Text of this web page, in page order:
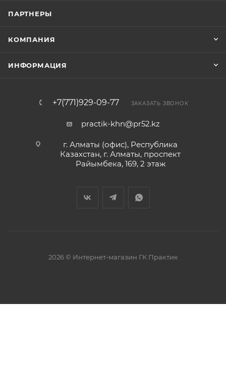
ПАРТНЕРЫ
КОМПАНИЯ
ИНФОРМАЦИЯ
+7(771)929-09-77 ЗАКАЗАТЬ ЗВОНОК
practik-khn@pr52.kz
г. Алматы (офис), Республика
Казахстан, г. Алматы, проспект
Райымбека, 169, 2 этаж
2026 © Интернет-магазин ГК Практик